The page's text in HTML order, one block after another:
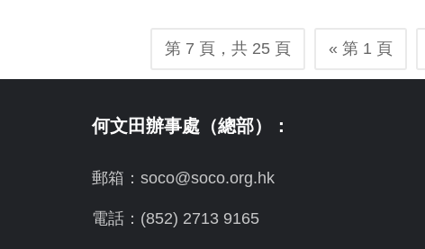
第 7 頁，共 25 頁 « 第 1 頁
何文田辦事處（總部）：
郵箱：soco@soco.org.hk
電話：(852) 2713 9165